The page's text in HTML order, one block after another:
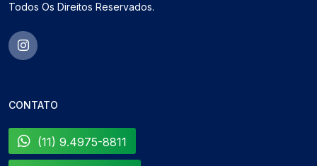
Todos Os Direitos Reservados.
CONTATO
(11) 9.4975-8811